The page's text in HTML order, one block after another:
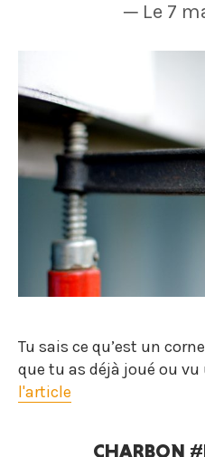
─ Le 7
Tu sais ce qu’est un
que tu as déjà joué ou
l'article
CHARBON